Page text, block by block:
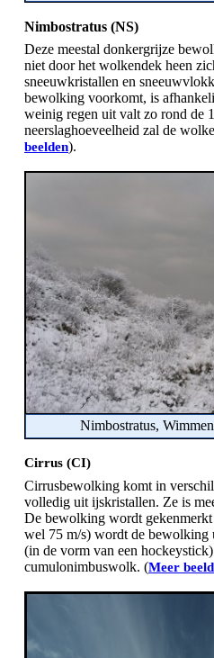
Nimbostratus (NS)
Deze meestal donkergrijze
niet door het wolkendek heen
sneeuwkristallen en
bewolking voorkomt, is
weinig regen uit valt zo rond de
neerslaghoeveelheid zal de
beelden).
Nimbostratus,
Cirrus (CI)
Cirrusbewolking komt in
volledig uit ijskristallen. Ze is
De bewolking wordt
wel 75 m/s) wordt de bewolking
(in de vorm van een
cumulonimbuswolk. (Meer